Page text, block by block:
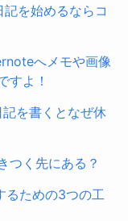
を始めるならコ
へメモや画像
すよ！
を書くとなぜ休
つく先にある？
るための3つの工